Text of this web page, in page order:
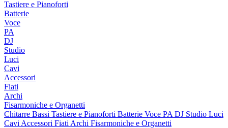
Tastiere e Pianoforti
Batterie
Voce
PA
DJ
Studio
Luci
Cavi
Accessori
Fiati
Archi
Fisarmoniche e Organetti
Chitarre Bassi Tastiere e Pianoforti Batterie Voce PA DJ Studio Luci
Cavi Accessori Fiati Archi Fisarmoniche e Organetti